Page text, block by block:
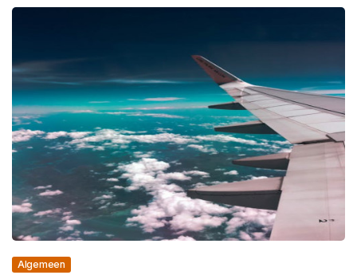
Algemeen